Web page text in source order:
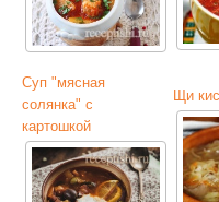
Суп "мясная
солянка" с
картошкой
Щи